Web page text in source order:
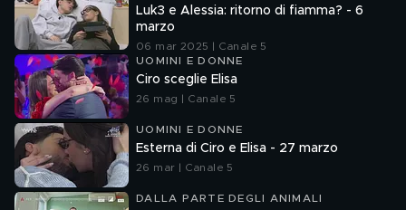
Luk3 e Alessia: ritorno di fiamma? - 6
marzo
06 mar 2025 | Canale 5
UOMINI E DONNE
Ciro sceglie Elisa
26 mag | Canale 5
UOMINI E DONNE
Esterna di Ciro e Elisa - 27 marzo
26 mar | Canale 5
DALLA PARTE DEGLI ANIMALI